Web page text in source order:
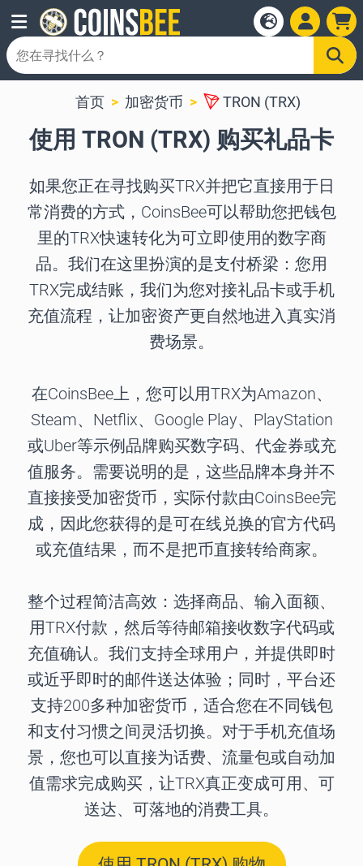
首页 加密货币 TRON (TRX)
使用 TRON (TRX) 购买礼品卡
如果您正在寻找购买TRX并把它直接用于日
常消费的方式，CoinsBee可以帮助您把钱包
里的TRX快速转化为可立即使用的数字商
品。我们在这里扮演的是支付桥梁：您用
TRX完成结账，我们为您对接礼品卡或手机
充值流程，让加密资产更自然地进入真实消
费场景。
在CoinsBee上，您可以用TRX为Amazon、
Steam、Netflix、Google Play、PlayStation
或Uber等示例品牌购买数字码、代金券或充
值服务。需要说明的是，这些品牌本身并不
直接接受加密货币，实际付款由CoinsBee完
成，因此您获得的是可在线兑换的官方代码
或充值结果，而不是把币直接转给商家。
整个过程简洁高效：选择商品、输入面额、
用TRX付款，然后等待邮箱接收数字代码或
充值确认。我们支持全球用户，并提供即时
或近乎即时的邮件送达体验；同时，平台还
支持200多种加密货币，适合您在不同钱包
和支付习惯之间灵活切换。对于手机充值场
景，您也可以直接为话费、流量包或自动加
值需求完成购买，让TRX真正变成可用、可
送达、可落地的消费工具。